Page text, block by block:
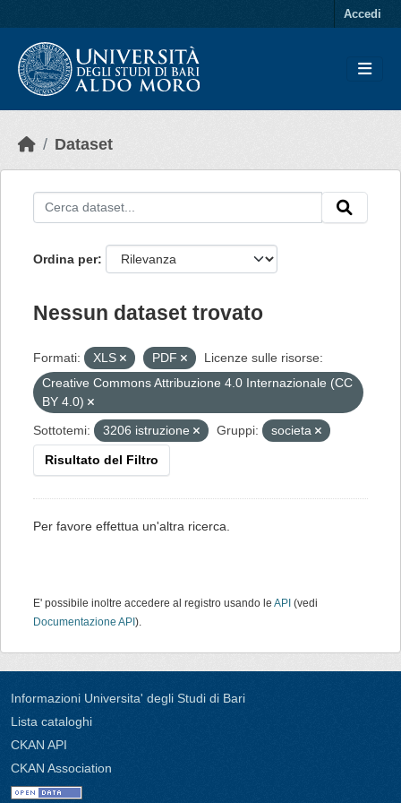
Accedi
Dataset
Ordina per
Nessun dataset trovato
Formati: XLS PDF
Licenze sulle risorse:
Creative Commons Attribuzione 4.0 Internazionale (CC
BY 4.0)
Sottotemi:
3206 istruzione Gruppi: societa
Risultato del Filtro
Per favore effettua un'altra ricerca.
E' possibile inoltre accedere al registro usando le API (vedi
Documentazione API ).
Informazioni Universita' degli Studi di Bari
Lista cataloghi
CKAN API
CKAN Association